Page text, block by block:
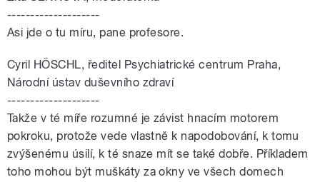
--------------------
Asi jde o tu míru, pane profesore.
Cyril HÖSCHL, ředitel Psychiatrické centrum Praha,
Národní ústav duševního zdraví
--------------------
Takže v té míře rozumné je závist hnacím motorem
pokroku, protože vede vlastně k napodobování, k tomu
zvýšenému úsilí, k té snaze mít se také dobře. Příkladem
toho mohou být muškáty za okny ve všech domech